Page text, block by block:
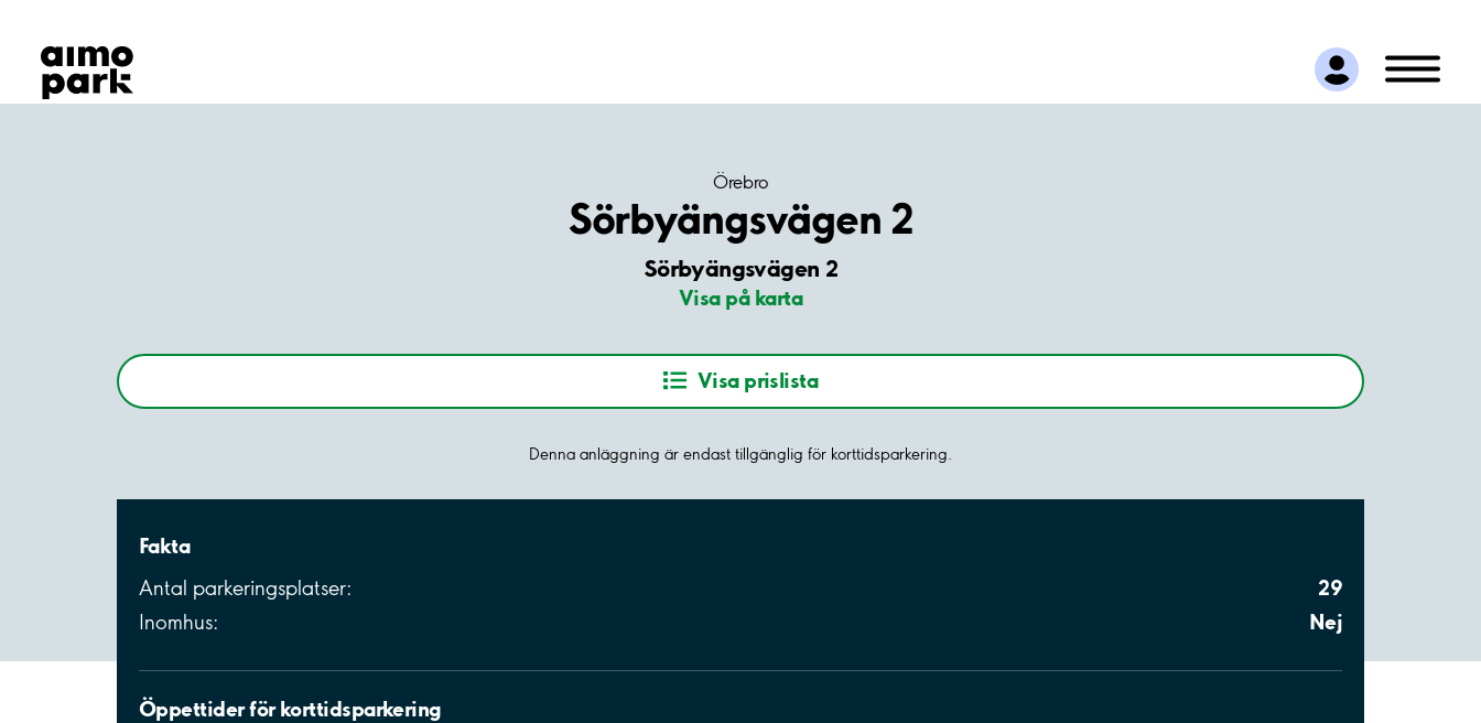
Hitta parkering
Samarbete
Kundservice
Örebro
Sörbyängsvägen 2
Sörbyängsvägen 2
Visa på karta
Visa prislista
Denna anläggning är endast tillgänglig för korttidsparkering.
Fakta
Antal parkeringsplatser: 29
Inomhus: Nej
Öppettider för korttidsparkering